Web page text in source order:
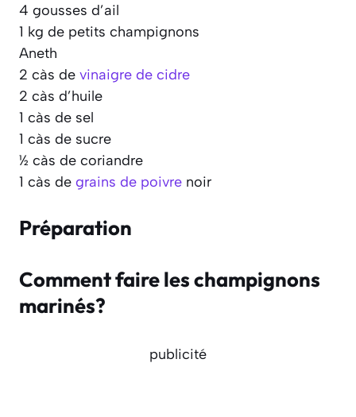
4 gousses d’ail
1 kg de petits champignons
Aneth
2 càs de vinaigre de cidre
2 càs d’huile
1 càs de sel
1 càs de sucre
½ càs de coriandre
1 càs de grains de poivre noir
Préparation
Comment faire les champignons
marinés?
publicité